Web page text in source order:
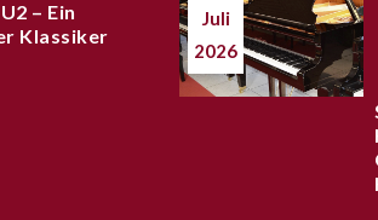
– Ein
Klassiker
Juli
2026